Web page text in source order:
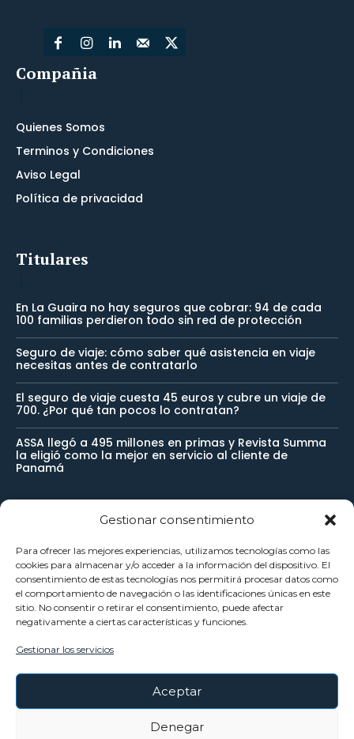
Gestionar consentimiento
Para ofrecer las mejores experiencias, utilizamos tecnologías como las
cookies para almacenar y/o acceder a la información del dispositivo. El
consentimiento de estas tecnologías nos permitirá procesar datos como
el comportamiento de navegación o las identificaciones únicas en este
sitio. No consentir o retirar el consentimiento, puede afectar
negativamente a ciertas características y funciones.
Gestionar los servicios
Aceptar
Denegar
Compañia
Quienes Somos
Terminos y Condiciones
Aviso Legal
Política de privacidad
Titulares
En La Guaira no hay seguros que cobrar: 94 de cada
100 familias perdieron todo sin red de protección
Seguro de viaje: cómo saber qué asistencia en viaje
necesitas antes de contratarlo
El seguro de viaje cuesta 45 euros y cubre un viaje de
700. ¿Por qué tan pocos lo contratan?
ASSA llegó a 495 millones en primas y Revista Summa
la eligió como la mejor en servicio al cliente de
Panamá
Newsletter
Reciba noticias importantes directamente en su buzón de
entrada y manténgase conectado.
Política Privacidad.